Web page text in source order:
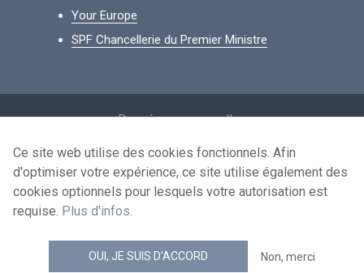
Your Europe
SPF Chancellerie du Premier Ministre
Données personnelles
Conditions de réutilisation
Contactez-nous
news.belgium flux RSS
Ce site web utilise des cookies fonctionnels. Afin
d'optimiser votre expérience, ce site utilise également des
cookies optionnels pour lesquels votre autorisation est
requise. Plus d'infos.
OUI, JE SUIS D'ACCORD Non, merci